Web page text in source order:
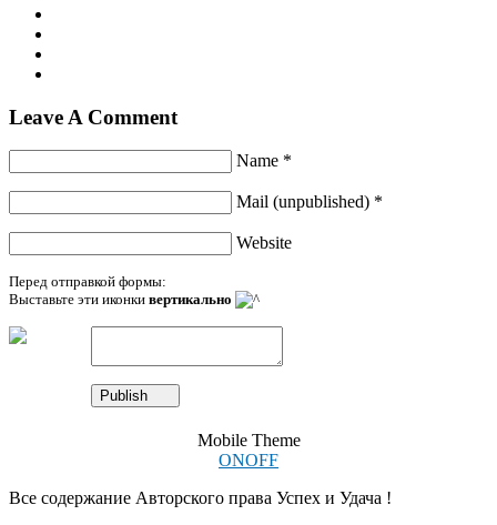
Leave A Comment
Name *
Mail (unpublished) *
Website
Перед отправкой формы:
Выставьте эти иконки вертикально
Mobile Theme
ONOFF
Все содержание Авторского права Успех и Удача !